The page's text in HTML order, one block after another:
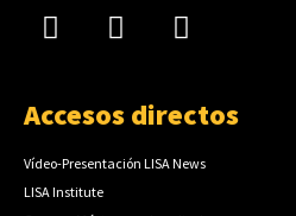
Accesos directos
Vídeo-Presentación LISA News
LISA Institute